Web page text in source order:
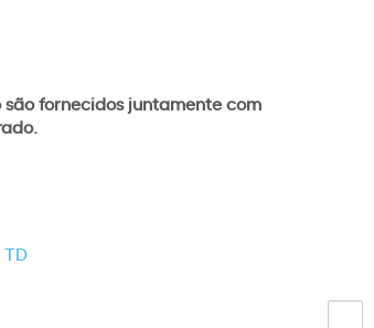
são fornecidos juntamente com